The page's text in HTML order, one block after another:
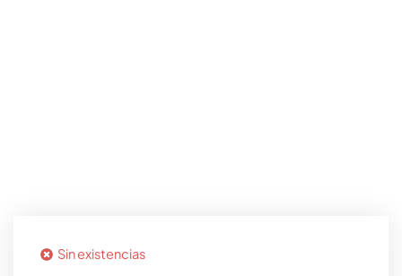
Sin existencias